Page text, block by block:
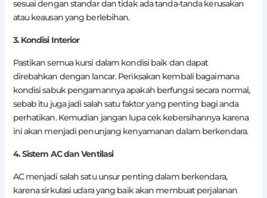
sesuai dengan standar dan tidak ada tanda-tanda kerusakan
atau keausan yang berlebihan.
3. Kondisi Interior
Pastikan semua kursi dalam kondisi baik dan dapat
direbahkan dengan lancar. Periksakan kembali bagaimana
kondisi sabuk pengamannya apakah berfungsi secara normal,
sebab itu juga jadi salah satu faktor yang penting bagi anda
perhatikan. Kemudian jangan lupa cek kebersihannya karena
ini akan menjadi penunjang kenyamanan dalam berkendara.
4. Sistem AC dan Ventilasi
AC menjadi salah satu unsur penting dalam berkendara,
karena sirkulasi udara yang baik akan membuat perjalanan